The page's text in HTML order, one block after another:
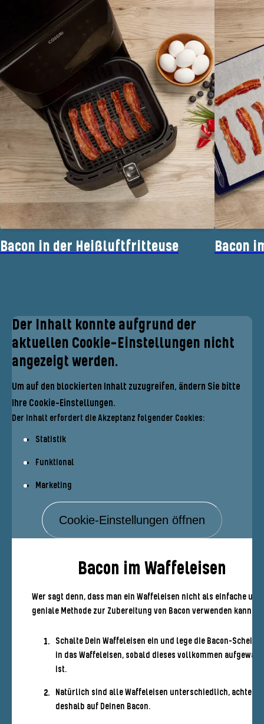
Bacon in der Heißluftfritteuse Bacon
Der Inhalt konnte aufgrund der
aktuellen Cookie-Einstellungen nicht
angezeigt werden.
Um auf den blockierten Inhalt zuzugreifen, ändern Sie bitte
Ihre Cookie-Einstellungen.
Der Inhalt erfordert die Akzeptanz folgender Cookies:
Statistik
Funktional
Marketing
Cookie-Einstellungen öffnen
Bacon im Waffeleisen
Wer sagt denn, dass man ein Waffeleisen nicht als einfache und
geniale Methode zur Zubereitung von Bacon verwenden kann?
Schalte Dein Waffeleisen ein und lege die Bacon-
in das Waffeleisen, sobald dieses vollkommen
ist.
Natürlich sind alle Waffeleisen unterschiedlich, achte
deshalb auf Deinen Bacon.